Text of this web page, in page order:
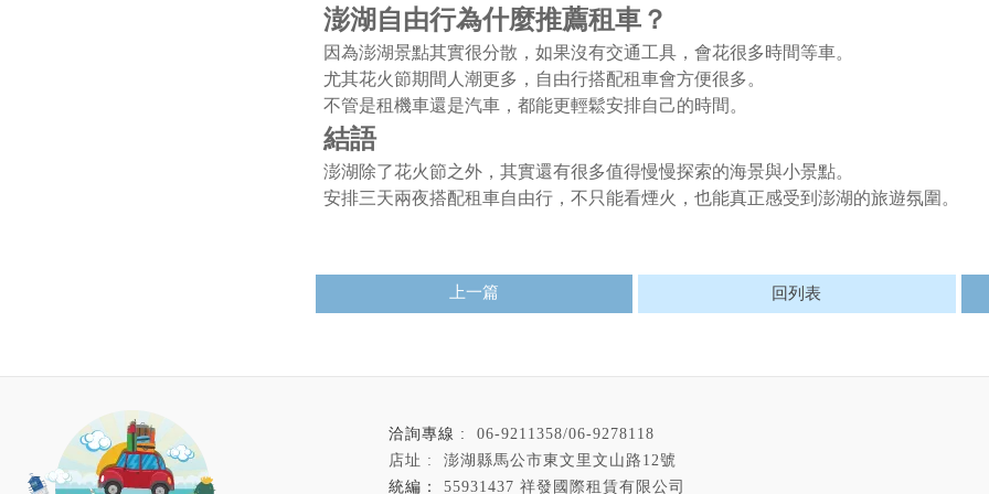
澎湖自由行為什麼推薦租車？
因為澎湖景點其實很分散，如果沒有交通工具，會花很多時間等車。
尤其花火節期間人潮更多，自由行搭配租車會方便很多。
不管是租機車還是汽車，都能更輕鬆安排自己的時間。
結語
澎湖除了花火節之外，其實還有很多值得慢慢探索的海景與小景點。
安排三天兩夜搭配租車自由行，不只能看煙火，也能真正感受到澎湖的旅遊氛圍。
上一篇 回列表
06-9211358/06-9278118
55931437 祥發國際租賃有限公司
澎湖縣馬公市東文里文山路12號